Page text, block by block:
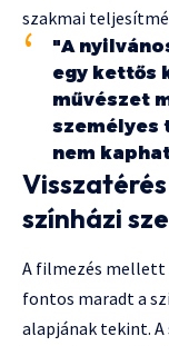
szakmai
"A
egy kettős
művészet
személyes
nem
színházi
A filmezés mellett
fontos maradt a
alapjának tekint. A